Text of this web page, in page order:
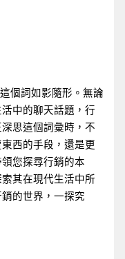
個詞如影隨形。無論
中的聊天話題，行
思這個詞彙時，不
西的手段，還是更
您探尋行銷的本
其在現代生活中所
的世界，一探究